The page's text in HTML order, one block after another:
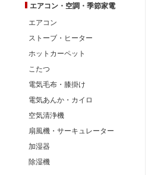
エアコン・空調・季節家電
エアコン
ストーブ・ヒーター
ホットカーペット
こたつ
電気毛布・膝掛け
電気あんか・カイロ
空気清浄機
扇風機・サーキュレーター
加湿器
除湿機